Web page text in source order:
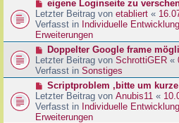
a
g
B
e
i
t
a
g
N
e
u
e
r
B
e
i
r
a
g
eigene Loginseite zu
Letzter Beitrag von etabliert «
Verfasst in Individuelle
Erweiterungen
N
e
u
e
r
B
e
Doppelter Google frame
Letzter Beitrag von SchrottiGER «
Verfasst in Sonstiges
N
e
u
e
Scriptproblem ,bitte um
Letzter Beitrag von Anubis11 «
Verfasst in Individuelle
Erweiterungen